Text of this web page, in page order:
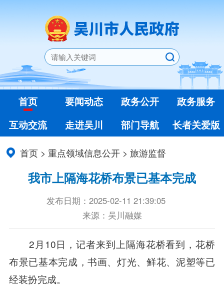
首页 要闻动态 政务公开
政务服务
互动交流
走进吴川 部门导航 长者关爱版
首页 >重点领域信息公开 >旅游监督
我市上隔海花桥布景已基本完成
发布日期：2025-02-11 21:39:05
来源：吴川融媒
2月10日，记者来到上隔海花桥看到，花桥
布景已基本完成，书画、灯光、鲜花、泥塑等已
经装扮完成。